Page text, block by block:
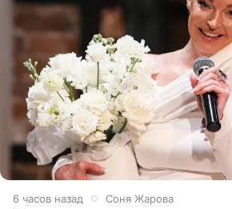
6 часов назад Соня Жарова